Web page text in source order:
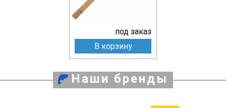
под заказ
В корзину
Наши бренды